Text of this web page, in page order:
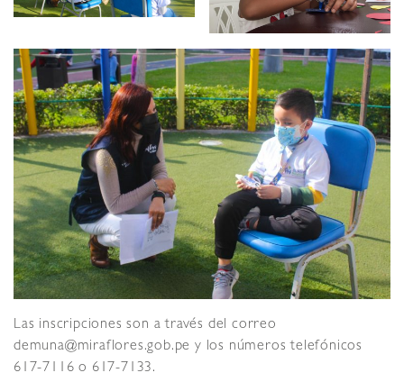
Las inscripciones son a través del correo
demuna@miraflores.gob.pe y los números telefónicos
617-7116 o 617-7133.